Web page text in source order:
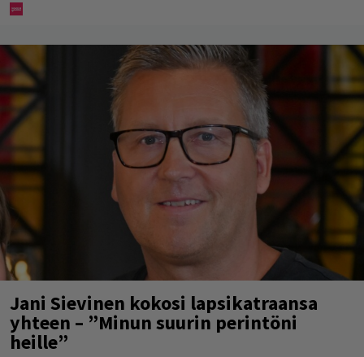
Jani Sievinen kokosi lapsikatraansa
yhteen – ”Minun suurin perintöni
heille”